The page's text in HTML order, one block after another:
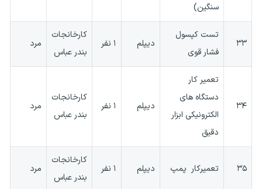
سنگین)
۳۳
تست کپسول
فشار قوی
دیپلم ۱ نفر
کارخانجات
بندر عباس
مرد
۳۴
تعمیر کار
دستگاه های
الکترونیکی ابزار
دقیق
دیپلم ۱ نفر
کارخانجات
بندر عباس
مرد
۳۵ تعمیرکار پمپ دیپلم ۱ نفر
کارخانجات
بندر عباس
مرد